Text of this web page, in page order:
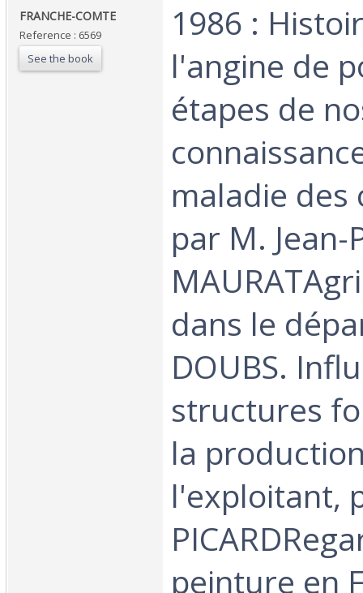
‎FRANCHE-COMTE‎
Reference : 6569
See the book
‎1986 :
l'angine de
étapes de
maladie des
par M. Jean-
dans le
DOUBS.
structures
la
l'exploitant,
peinture en